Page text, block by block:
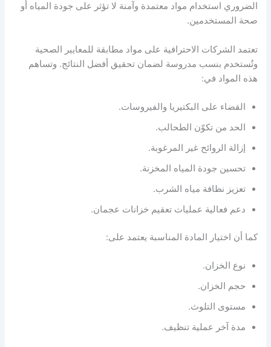
الضروري استخدام مواد معتمدة وآمنة لا تؤثر على جودة المياه أو
صحة المستخدمين.
تعتمد الشركات الاحترافية على مواد مطابقة للمعايير الصحية
وتُستخدم بنسب مدروسة لضمان تحقيق أفضل النتائج. وتساهم
هذه المواد في:
القضاء على البكتيريا والفيروسات.
الحد من تكوّن الطحالب.
إزالة الروائح غير المرغوبة.
تحسين جودة المياه المخزنة.
تعزيز نظافة مياه الشرب.
دعم فعالية عمليات تعقيم خزانات عجمان.
كما أن اختيار المادة المناسبة يعتمد على:
نوع الخزان.
حجم الخزان.
مستوى التلوث.
مدة آخر عملية تنظيف.